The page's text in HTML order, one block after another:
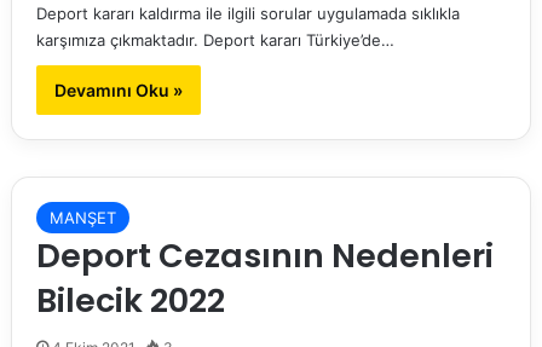
Deport kararı kaldırma ile ilgili sorular uygulamada sıklıkla
karşımıza çıkmaktadır. Deport kararı Türkiye’de…
Devamını Oku »
MANŞET
Deport Cezasının Nedenleri
Bilecik 2022